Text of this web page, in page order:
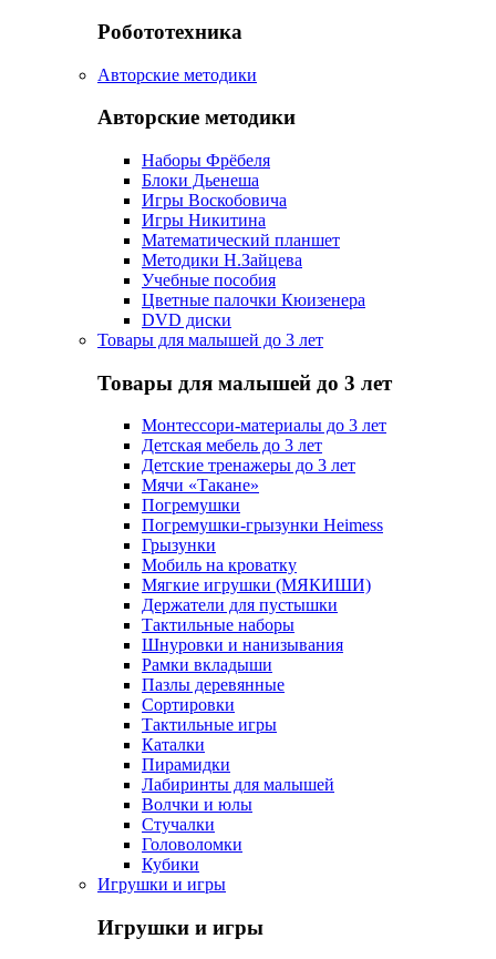
Робототехника
Авторские методики
Авторские методики
Наборы Фрёбеля
Блоки Дьенеша
Игры Воскобовича
Игры Никитина
Математический планшет
Методики Н.Зайцева
Учебные пособия
Цветные палочки Кюизенера
DVD диски
Товары для малышей до 3 лет
Товары для малышей до 3 лет
Монтессори-материалы до 3 лет
Детская мебель до 3 лет
Детские тренажеры до 3 лет
Мячи «Такане»
Погремушки
Погремушки-грызунки Heimess
Грызунки
Мобиль на кроватку
Мягкие игрушки (МЯКИШИ)
Держатели для пустышки
Тактильные наборы
Шнуровки и нанизывания
Рамки вкладыши
Пазлы деревянные
Сортировки
Тактильные игры
Каталки
Пирамидки
Лабиринты для малышей
Волчки и юлы
Стучалки
Головоломки
Кубики
Игрушки и игры
Игрушки и игры